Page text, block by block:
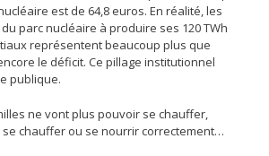
est de 64,8 euros. En réalité, les
parc nucléaire à produire ses 120 TWh
représentent beaucoup plus que
le déficit. Ce pillage institutionnel
publique.
ne vont plus pouvoir se chauffer,
chauffer ou se nourrir correctement…